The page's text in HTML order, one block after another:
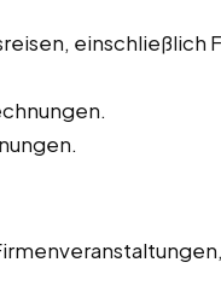
einschließlich